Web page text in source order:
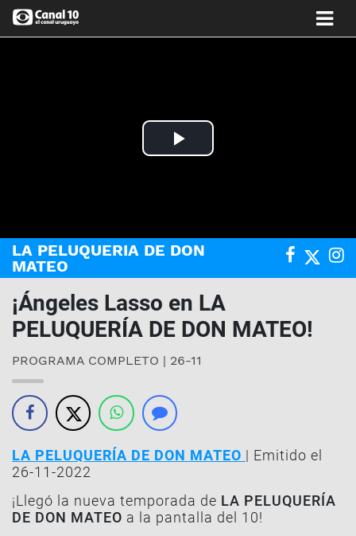
Play
LA PELUQUERIA DE DON
MATEO
¡Ángeles Lasso en LA
PELUQUERÍA DE DON MATEO!
PROGRAMA COMPLETO | 26-11
LA PELUQUERÍA DE DON MATEO | Emitido el
26-11-2022
¡Llegó la nueva temporada de LA PELUQUERÍA
DE DON MATEO a la pantalla del 10!